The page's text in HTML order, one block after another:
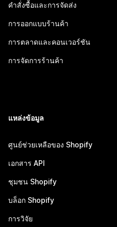
คำสั่งซื้อและการจัดส่ง
การออกแบบร้านค้า
การตลาดและคอนเวอร์ชัน
การจัดการร้านค้า
แหล่งข้อมูล
ศูนย์ช่วยเหลือของ Shopify
เอกสาร API
ชุมชน Shopify
บล็อก Shopify
การวิจัย